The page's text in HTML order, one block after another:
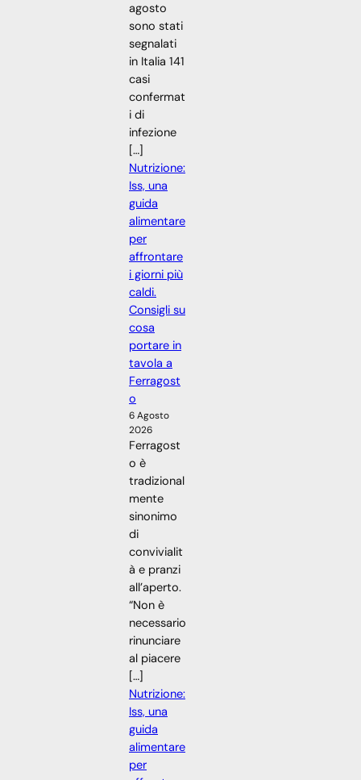
agosto
sono stati
segnalati
in Italia 141
casi
confermat
i di
infezione
[…]
Nutrizione:
Iss, una
guida
alimentare
per
affrontare
i giorni più
caldi.
Consigli su
cosa
portare in
tavola a
Ferragost
o
6 Agosto
2026
Ferragost
o è
tradizional
mente
sinonimo
di
convivialit
à e pranzi
all’aperto.
“Non è
necessario
rinunciare
al piacere
[…]
Nutrizione:
Iss, una
guida
alimentare
per